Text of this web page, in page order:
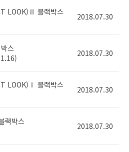
LOOK)Ⅱ 블랙박스
2018.07.30
스
2018.07.30
LOOK)Ⅰ 블랙박스
2018.07.30
랙박스
2018.07.30